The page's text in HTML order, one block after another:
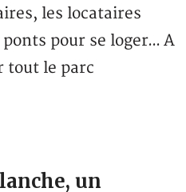
les locataires
pour se loger… A
tout le parc
un